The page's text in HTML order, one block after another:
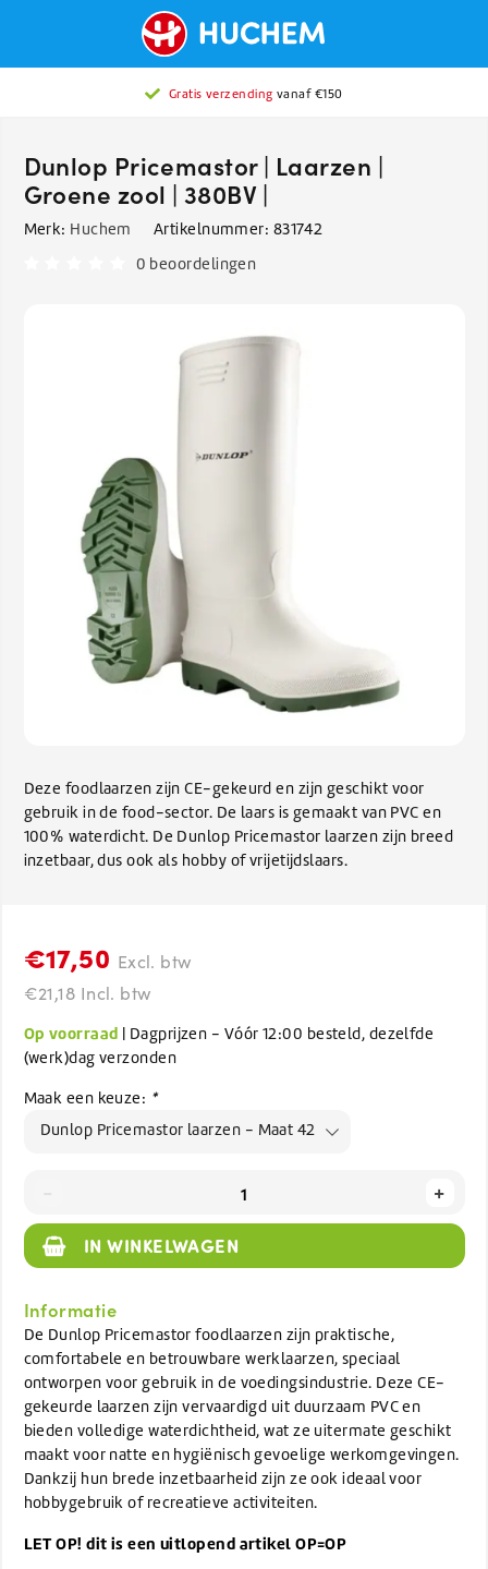
Gratis verzending vanaf €150
Dunlop Pricemastor | Laarzen |
Groene zool | 380BV |
Merk: Huchem Artikelnummer: 831742
0 beoordelingen
Deze foodlaarzen zijn CE-gekeurd en zijn geschikt voor
gebruik in de food-sector. De laars is gemaakt van PVC en
100% waterdicht. De Dunlop Pricemastor laarzen zijn breed
inzetbaar, dus ook als hobby of vrijetijdslaars.
€17,50 Excl. btw
€21,18 Incl. btw
Op voorraad | Dagprijzen - Vóór 12:00 besteld, dezelfde
(werk)dag verzonden
Maak een keuze: *
Dunlop Pricemastor laarzen - Maat 42
+
IN WINKELWAGEN
Informatie
De Dunlop Pricemastor foodlaarzen zijn praktische,
comfortabele en betrouwbare werklaarzen, speciaal
ontworpen voor gebruik in de voedingsindustrie. Deze CE-
gekeurde laarzen zijn vervaardigd uit duurzaam PVC en
bieden volledige waterdichtheid, wat ze uitermate geschikt
maakt voor natte en hygiënisch gevoelige werkomgevingen.
Dankzij hun brede inzetbaarheid zijn ze ook ideaal voor
hobbygebruik of recreatieve activiteiten.
LET OP! dit is een uitlopend artikel OP=OP